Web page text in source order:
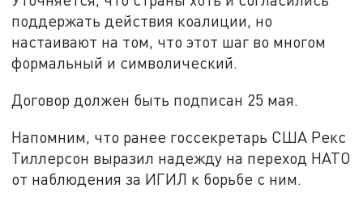
поддержать действия коалиции, но
настаивают на том, что этот шаг во многом
формальный и символический.
Договор должен быть подписан 25 мая.
Напомним, что ранее госсекретарь США Рекс
Тиллерсон выразил надежду на переход НАТО
от наблюдения за ИГИЛ к борьбе с ним.